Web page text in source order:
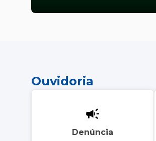
Ouvidoria
Denúncia